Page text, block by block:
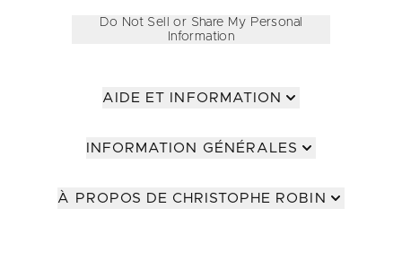
Do Not Sell or Share My Personal
Information
AIDE ET INFORMATION
INFORMATION GÉNÉRALES
À PROPOS DE CHRISTOPHE ROBIN